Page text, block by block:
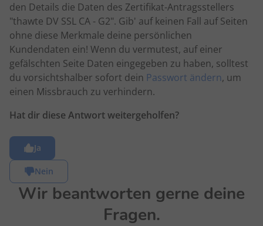
den Details die Daten des Zertifikat-Antragsstellers
"thawte DV SSL CA - G2". Gib' auf keinen Fall auf Seiten
ohne diese Merkmale deine persönlichen
Kundendaten ein! Wenn du vermutest, auf einer
gefälschten Seite Daten eingegeben zu haben, solltest
du vorsichtshalber sofort dein Passwort ändern, um
einen Missbrauch zu verhindern.
Hat dir diese Antwort weitergeholfen?
Ja
Nein
Wir beantworten gerne deine
Fragen.